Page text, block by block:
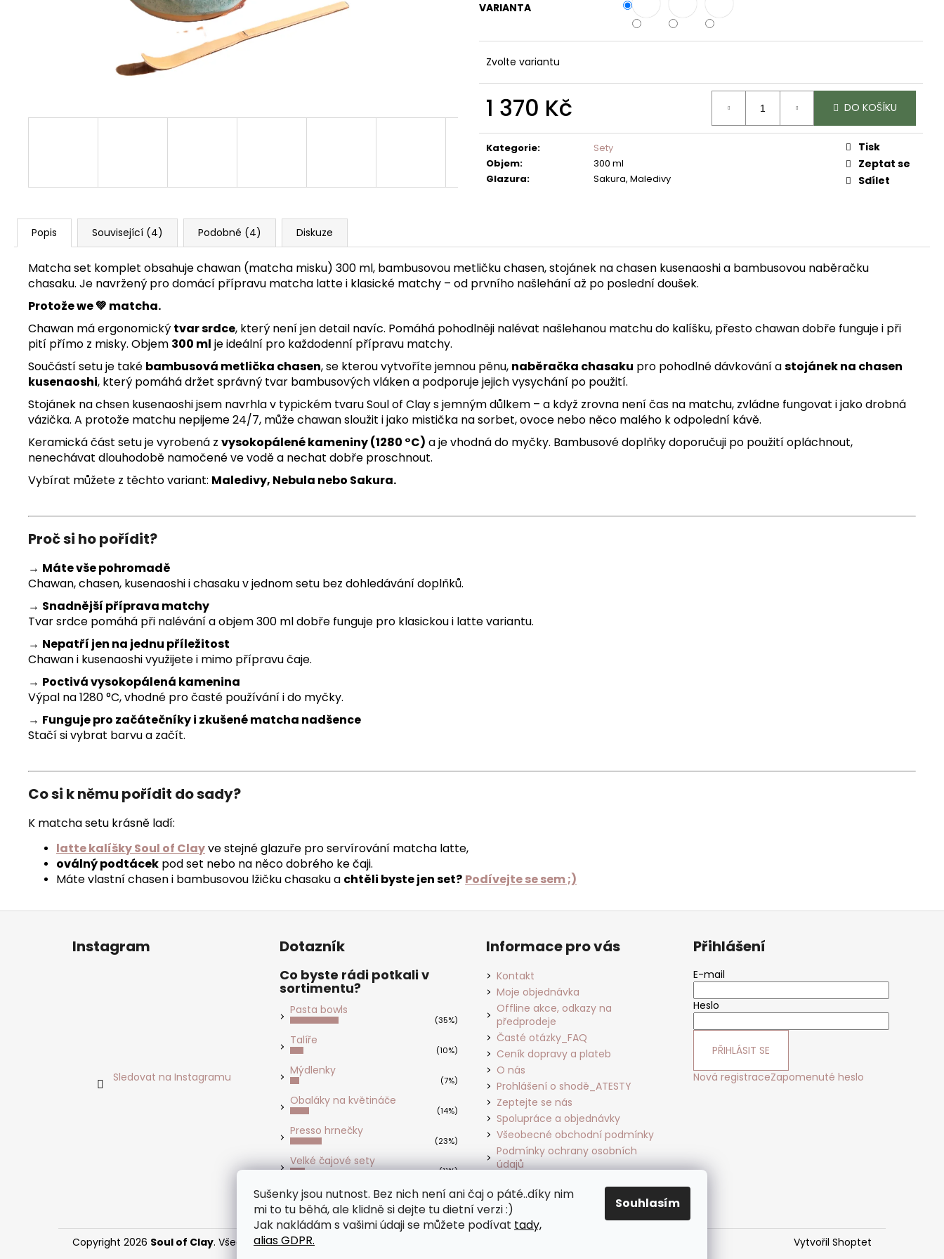
Sušenky jsou nutnost. Bez nich není ani čaj o páté..díky nim
mi to tu běhá, ale klidně si dejte tu dietní verzi :)
Jak nakládám s vašimi údaji se můžete podívat tady,
alias GDPR.
Souhlasím
VARIANTA
Zvolte variantu
1 370 Kč
cena:
DO KOŠÍKU
Kategorie:
Sety
Objem:
300 ml
Glazura: Sakura, Maledivy
Tisk
Zeptat se
Sdílet
Popis Související (4) Podobné (4) Diskuze
Matcha set komplet obsahuje chawan (matcha misku) 300 ml, bambusovou metličku chasen, stojánek na chasen kusenaoshi a bambusovou naběračku
chasaku. Je navržený pro domácí přípravu matcha latte i klasické matchy – od prvního našlehání až po poslední doušek.
Protože we 💚 matcha.
Chawan má ergonomický tvar srdce, který není jen detail navíc. Pomáhá pohodlněji nalévat našlehanou matchu do kalíšku, přesto chawan dobře funguje i při
pití přímo z misky. Objem 300 ml je ideální pro každodenní přípravu matchy.
Součástí setu je také bambusová metlička chasen, se kterou vytvoříte jemnou pěnu, naběračka chasaku pro pohodlné dávkování astojánek na chasen
kusenaoshi, který pomáhá držet správný tvar bambusových vláken a podporuje jejich vysychání po použití.
Stojánek na chsen kusenaoshi jsem navrhla v typickém tvaru Soul of Clay s jemným důlkem – a když zrovna není čas na matchu, zvládne fungovat i jako drobná
vázička. A protože matchu nepijeme 24/7, může chawan sloužit i jako mistička na sorbet, ovoce nebo něco malého k odpolední kávě.
Keramická část setu je vyrobená z vysokopálené kameniny (1280 °C) a je vhodná do myčky. Bambusové doplňky doporučuji po použití opláchnout,
nenechávat dlouhodobě namočené ve vodě a nechat dobře proschnout.
Vybírat můžete z těchto variant: Maledivy, Nebula nebo Sakura.
Proč si ho pořídit?
→ Máte vše pohromadě
Chawan, chasen, kusenaoshi i chasaku v jednom setu bez dohledávání doplňků.
→ Snadnější příprava matchy
Tvar srdce pomáhá při nalévání a objem 300 ml dobře funguje pro klasickou i latte variantu.
→ Nepatří jen na jednu příležitost
Chawan i kusenaoshi využijete i mimo přípravu čaje.
→ Poctivá vysokopálená kamenina
Výpal na 1280 °C, vhodné pro časté používání i do myčky.
→ Funguje pro začátečníky i zkušené matcha nadšence
Stačí si vybrat barvu a začít.
Co si k němu pořídit do sady?
K matcha setu krásně ladí:
latte kalíšky Soul of Clayve stejné glazuře pro servírování matcha latte,
oválný podtácek pod set nebo na něco dobrého ke čaji.
Máte vlastní chasen i bambusovou lžičku chasaku a chtěli byste jen set? Podívejte se sem ;)
Z
Instagram
Sledovat na Instagramu
Dotazník
Co byste rádi potkali v
sortimentu?
Pasta bowls
(35%)
Talíře
(10%)
Mýdlenky
(7%)
Obaláky na květináče
(14%)
Presso hrnečky
(23%)
Velké čajové sety
(11%)
Počet hlasů:167
Informace pro vás
Kontakt
Moje objednávka
Offline akce, odkazy na
předprodeje
Časté otázky_FAQ
Ceník dopravy a plateb
O nás
Prohlášení o shodě_ATESTY
Zeptejte se nás
Spolupráce a objednávky
Všeobecné obchodní podmínky
Podmínky ochrany osobních
údajů
Formulář pro reklamaci
Přihlášení
E-mail
Heslo
PŘIHLÁSIT SE
Nová registraceZapomenuté heslo
Vytvořil Shoptet
Copyright 2026 Soul of Clay. Všechna práva vyhrazena.